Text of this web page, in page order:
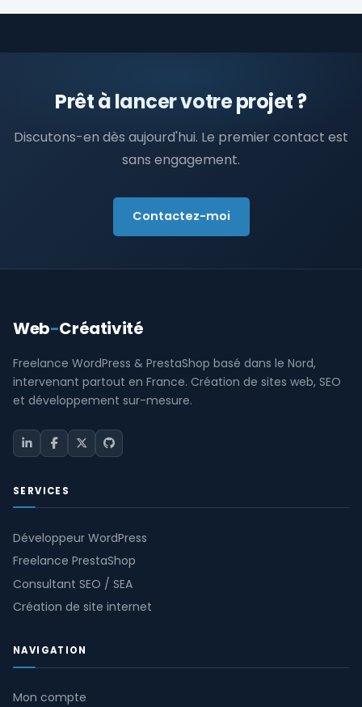
Prêt à lancer votre projet ?
Discutons-en dès aujourd'hui. Le premier contact est
sans engagement.
Contactez-moi
Web-Créativité
Freelance WordPress & PrestaShop basé dans le Nord,
intervenant partout en France. Création de sites web, SEO
et développement sur-mesure.
SERVICES
Développeur WordPress
Freelance PrestaShop
Consultant SEO / SEA
Création de site internet
NAVIGATION
Mon compte